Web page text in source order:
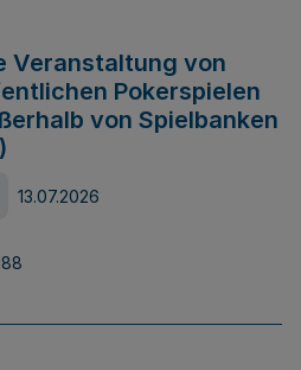
Veranstaltung von
Pokerspielen
von Spielbanken
13.07.2026